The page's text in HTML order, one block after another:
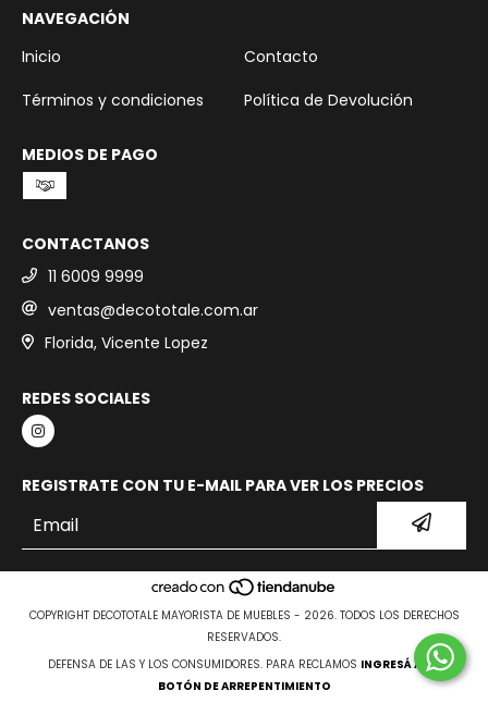
NAVEGACIÓN
Inicio
Contacto
Términos y condiciones
Política de Devolución
MEDIOS DE PAGO
CONTACTANOS
11 6009 9999
ventas@decototale.com.ar
Florida, Vicente Lopez
REDES SOCIALES
REGISTRATE CON TU E-MAIL PARA VER LOS PRECIOS
COPYRIGHT DECOTOTALE MAYORISTA DE MUEBLES - 2026. TODOS LOS DERECHOS
RESERVADOS.
DEFENSA DE LAS Y LOS CONSUMIDORES. PARA RECLAMOS INGRESÁ ACÁ.
BOTÓN DE ARREPENTIMIENTO